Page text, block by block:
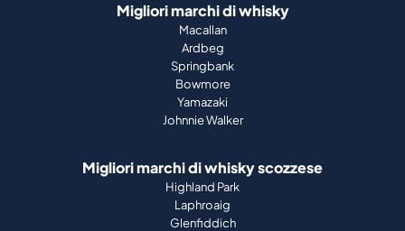
Migliori marchi di whisky
Macallan
Ardbeg
Springbank
Bowmore
Yamazaki
Johnnie Walker
Migliori marchi di whisky scozzese
Highland Park
Laphroaig
Glenfiddich